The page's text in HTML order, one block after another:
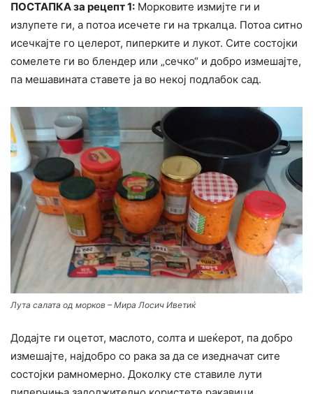
ПОСТАПКА за рецепт 1: Морковите измијте ги и
излупете ги, а потоа исечете ги на тркалца. Потоа ситно
исечкајте го целерот, пиперките и лукот. Сите состојки
сомелете ги во блендер или „сечко“ и добро измешајте,
па мешавината ставете ја во некој подлабок сад.
Лута салата од морков – Мира Лосич Иветиќ
Додајте ги оцетот, маслото, солта и шеќерот, па добро
измешајте, најдобро со рака за да се изедначат сите
состојки рамномерно. Доколку сте ставиле лути